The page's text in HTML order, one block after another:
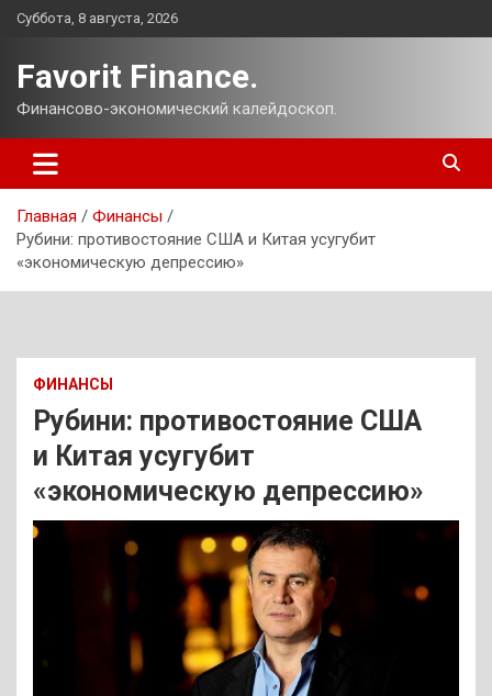
Перейти
Суббота, 8 августа, 2026
Favorit Finance.
Финансово-экономический калейдоскоп.
Главная
Финансы
Рубини: противостояние США и Китая усугубит
«экономическую депрессию»
ФИНАНСЫ
Рубини: противостояние США
и Китая усугубит
«экономическую депрессию»